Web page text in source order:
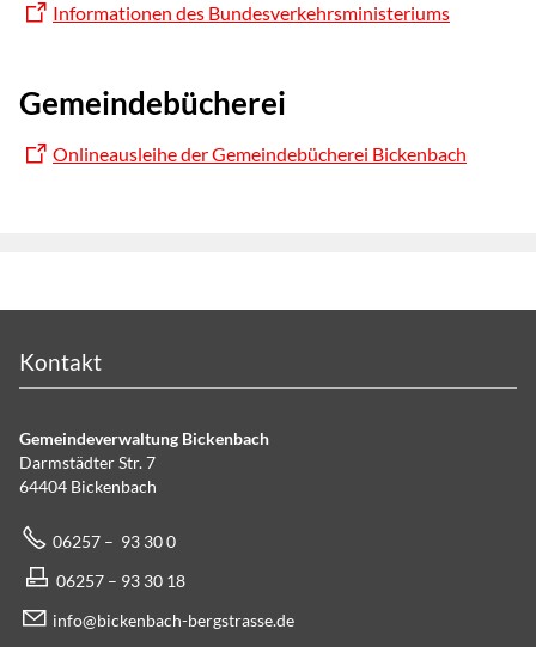
Informationen des Bundesverkehrsministeriums
Gemeindebücherei
Onlineausleihe der Gemeindebücherei Bickenbach
Kontakt
Gemeindeverwaltung Bickenbach
Darmstädter Str. 7
64404 Bickenbach
06257 – 93 30 0
06257 – 93 30 18
info@bickenbach-bergstrasse.de